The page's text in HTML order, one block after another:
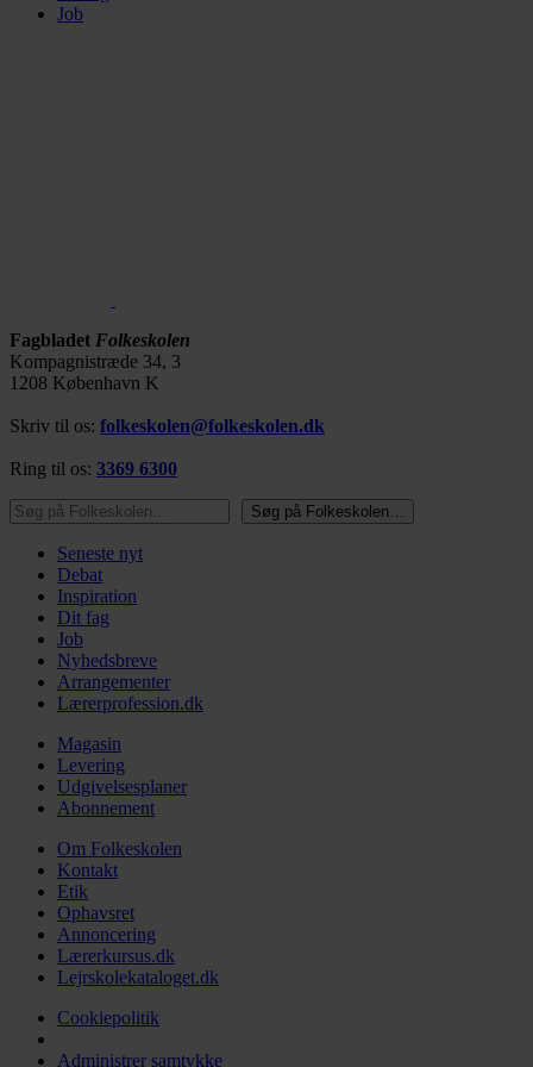
Job
Fagbladet Folkeskolen
Kompagnistræde 34, 3
1208 København K
Skriv til os: folkeskolen@folkeskolen.dk
Ring til os: 3369 6300
Søg på Folkeskolen…
Søg på Folkeskolen…
Seneste nyt
Debat
Inspiration
Dit fag
Job
Nyhedsbreve
Arrangementer
Lærerprofession.dk
Magasin
Levering
Udgivelsesplaner
Abonnement
Om Folkeskolen
Kontakt
Etik
Ophavsret
Annoncering
Lærerkursus.dk
Lejrskolekataloget.dk
Cookiepolitik
Administrer samtykke